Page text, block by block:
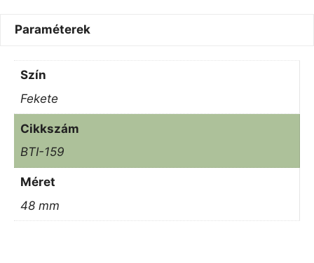
Paraméterek
Szín
Fekete
Cikkszám
BTI-159
Méret
48 mm